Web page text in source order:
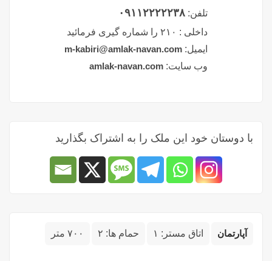
آپارتمان اتاق مستر: ۱ حمام ها: ۲ ۷۰۰ متر
تلفن: ۰۹۱۱۲۲۲۲۲۳۸
داخلی : ۲۱۰ را شماره گیری فرمائید
ایمیل: m-kabiri@amlak-navan.com
وب سایت: amlak-navan.com
با دوستان خود این ملک را به اشتراک بگذارید